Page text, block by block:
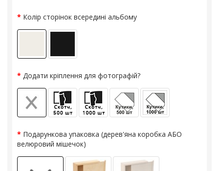
Колір сторінок всередині альбому
Додати кріплення для фотографій?
Подарункова упаковка (дерев'яна коробка АБО
велюровий мішечок)